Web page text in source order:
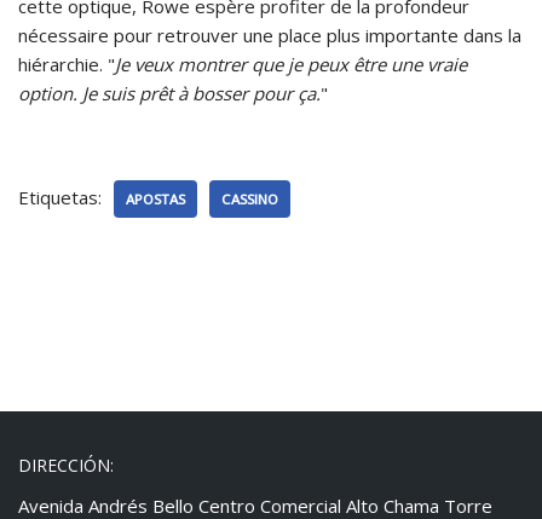
cette optique, Rowe espère profiter de la profondeur
nécessaire pour retrouver une place plus importante dans la
hiérarchie. "Je veux montrer que je peux être une vraie
option. Je suis prêt à bosser pour ça."
Etiquetas: APOSTAS CASSINO
DIRECCIÓN:
Avenida Andrés Bello Centro Comercial Alto Chama Torre